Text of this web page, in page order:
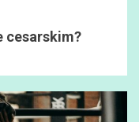
cesarskim?